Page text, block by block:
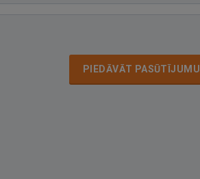
PIEDĀVĀT PASŪTĪJUMU